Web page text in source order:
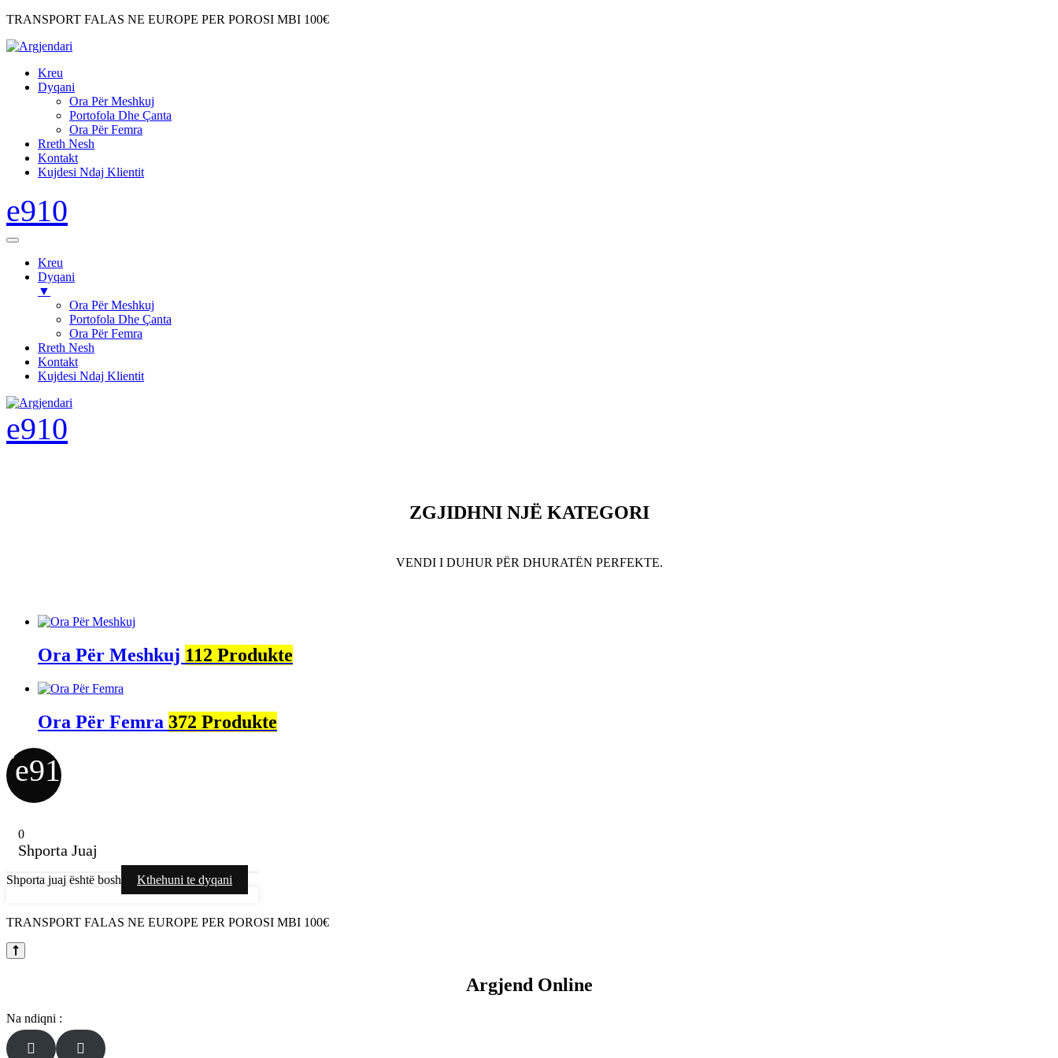
TRANSPORT FALAS NE EUROPE PER POROSI MBI 100€
Kreu
Dyqani
Ora Për Meshkuj
Portofola Dhe Çanta
Ora Për Femra
Rreth Nesh
Kontakt
Kujdesi Ndaj Klientit
Kreu
Dyqani
▼
Ora Për Meshkuj
Portofola Dhe Çanta
Ora Për Femra
Rreth Nesh
Kontakt
Kujdesi Ndaj Klientit
ZGJIDHNI NJË KATEGORI
VENDI I DUHUR PËR DHURATËN PERFEKTE.
Ora Për Meshkuj 112 Produkte
Ora Për Femra 372 Produkte
0
0
Shporta Juaj
Shporta juaj është bosh Kthehuni te dyqani
TRANSPORT FALAS NE EUROPE PER POROSI MBI 100€
Argjend Online
Na ndiqni :
 